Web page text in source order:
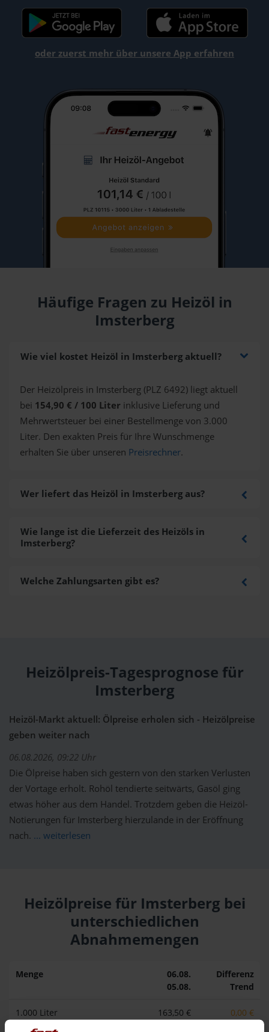
oder zuerst mehr über unsere App erfahren
Häufige Fragen zu Heizöl in
Imsterberg
Wie viel kostet Heizöl in Imsterberg aktuell?
Der Heizölpreis in Imsterberg (PLZ 6492) liegt aktuell
bei 154,90 € / 100 Liter inklusive Lieferung und
Mehrwertsteuer bei einer Bestellmenge von 3.000
Liter. Den exakten Preis für Ihre Wunschmenge
erhalten Sie über unseren Preisrechner.
Wer liefert das Heizöl in Imsterberg aus?
Wie lange ist die Lieferzeit des Heizöls in
Imsterberg?
Welche Zahlungsarten gibt es?
Heizölpreis-Tagesprognose für
Imsterberg
Heizöl-Markt aktuell: Ölpreise erholen sich - Heizölpreise
geben weiter nach
06.08.2026, 09:22 Uhr
Die Ölpreise haben sich gestern von den starken Verlusten
der Vortage erholt. Rohöl tendierte seitwärts, Gasöl ging
etwas höher aus dem Handel. Trotzdem geben die Heizöl-
Notierungen für Imsterberg hierzulande in der Eröffnung
nach. ... weiterlesen
Heizölpreise für Imsterberg bei
unterschiedlichen
Abnahmemengen
Menge
06.08.
05.08.
Differenz
Trend
1.000 Liter
163,50 €
0,00 €